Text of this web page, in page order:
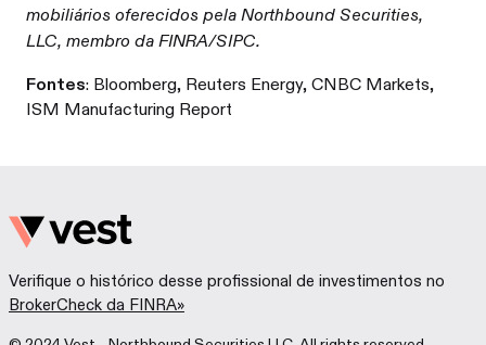
mobiliários oferecidos pela Northbound Securities,
LLC, membro da FINRA/SIPC.
Fontes: Bloomberg, Reuters Energy, CNBC Markets,
ISM Manufacturing Report
Verifique o histórico desse profissional de investimentos no
BrokerCheck da FINRA»